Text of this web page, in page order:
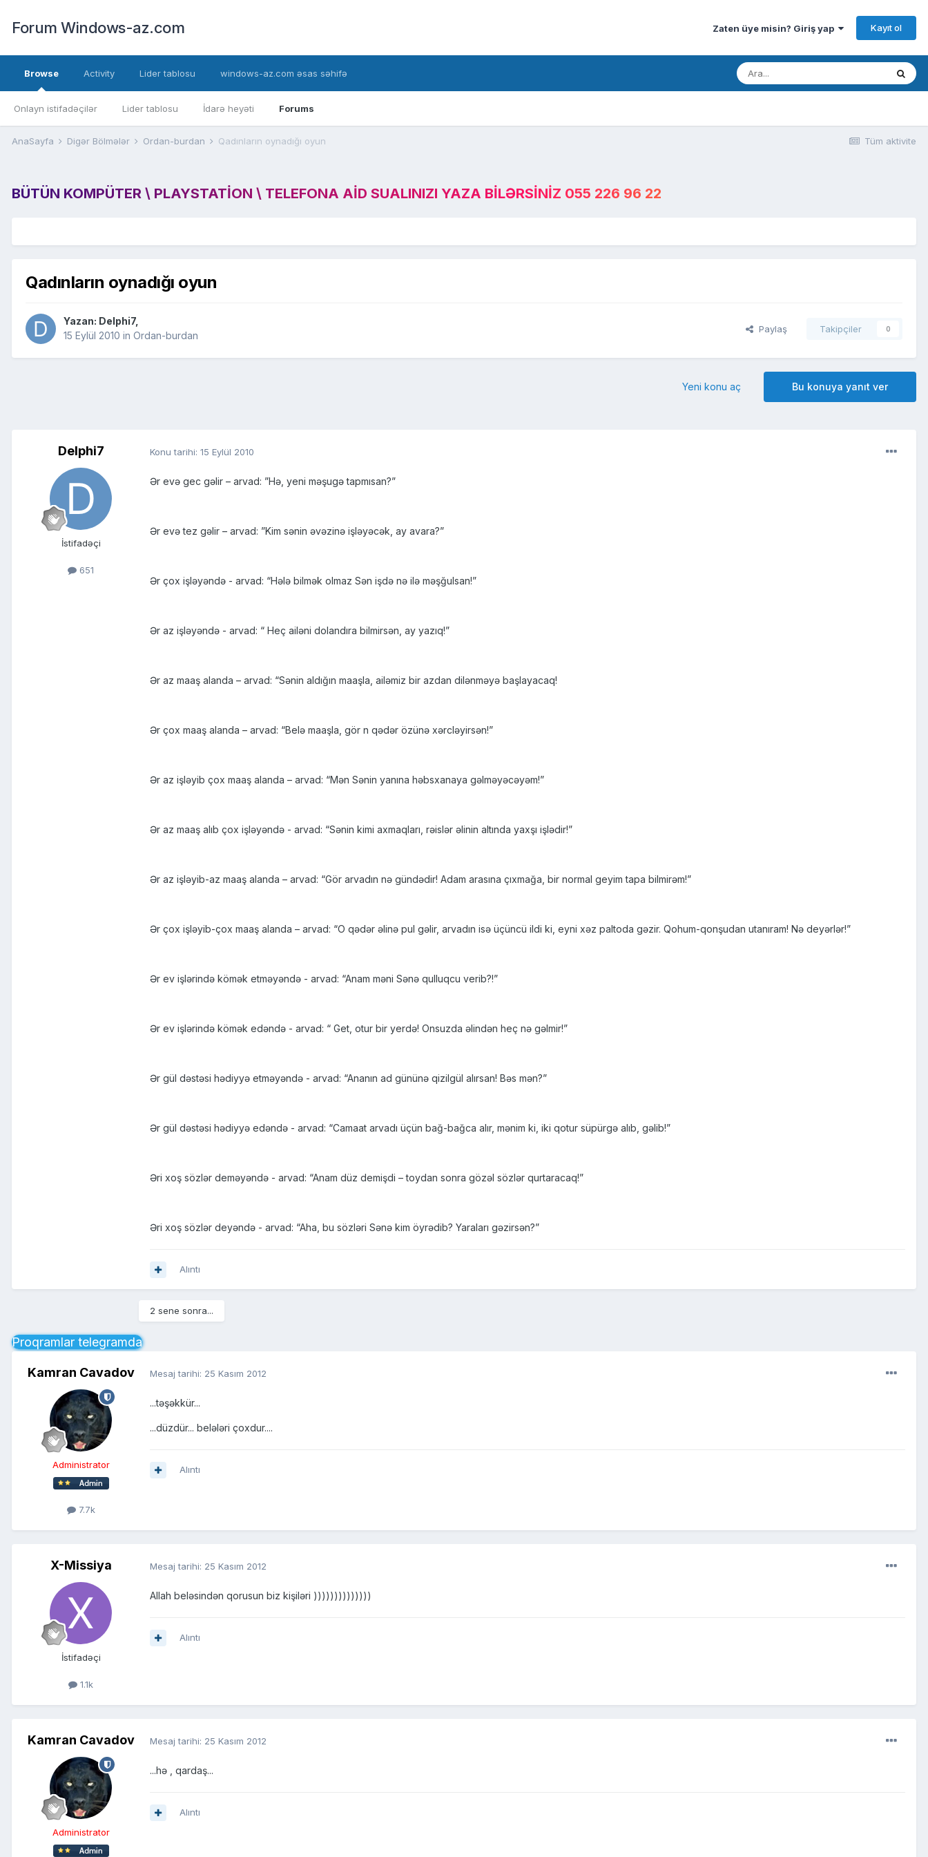
Forum Windows-az.com Zaten üye misin? Giriş yap Kayıt ol
Browse
Onlayn istifadəçilər Lider tablosu İdarə heyəti Forums
Activity Lider tablosu windows-az.com əsas səhifə
Tüm aktivite
AnaSayfa Digər Bölmələr Ordan-burdan Qadınların oynadığı oyun
BÜTÜN KOMPÜTER \ PLAYSTATION \ TELEFONA AID SUALINIZI YAZA BILƏRSINIZ 055 226 96 22
Qadınların oynadığı oyun
Yazan: Delphi7,
15 Eylül 2010 in Ordan-burdan
Paylaş Takipçiler 0
Bu konuya yanıt ver
Yeni konu aç
Delphi7
İstifadəçi
651
Konu tarihi: 15 Eylül 2010
Ər evə gec gəlir – arvad: ”Hə, yeni məşugə tapmısan?”
Ər evə tez gəlir – arvad: ”Kim sənin əvəzinə işləyəcək, ay avara?”
Ər çox işləyəndə - arvad: “Hələ bilmək olmaz Sən işdə nə ilə məşğulsan!”
Ər az işləyəndə - arvad: “ Heç ailəni dolandıra bilmirsən, ay yazıq!”
Ər az maaş alanda – arvad: “Sənin aldığın maaşla, ailəmiz bir azdan dilənməyə başlayacaq!
Ər çox maaş alanda – arvad: “Belə maaşla, gör n qədər özünə xərcləyirsən!”
Ər az işləyib çox maaş alanda – arvad: “Mən Sənin yanına həbsxanaya gəlməyəcəyəm!”
Ər az maaş alıb çox işləyəndə - arvad: “Sənin kimi axmaqları, rəislər əlinin altında yaxşı işlədir!”
Ər az işləyib-az maaş alanda – arvad: “Gör arvadın nə gündədir! Adam arasına çıxmağa, bir normal geyim tapa bilmirəm!”
Ər çox işləyib-çox maaş alanda – arvad: “O qədər əlinə pul gəlir, arvadın isə üçüncü ildi ki, eyni xəz paltoda gəzir. Qohum-qonşudan utanıram! Nə deyərlər!”
Ər ev işlərində kömək etməyəndə - arvad: “Anam məni Sənə qulluqcu verib?!”
Ər ev işlərində kömək edəndə - arvad: “ Get, otur bir yerdə! Onsuzda əlindən heç nə gəlmir!”
Ər gül dəstəsi hədiyyə etməyəndə - arvad: “Ananın ad gününə qizilgül alırsan! Bəs mən?”
Ər gül dəstəsi hədiyyə edəndə - arvad: “Camaat arvadı üçün bağ-bağca alır, mənim ki, iki qotur süpürgə alıb, gəlib!”
Əri xoş sözlər deməyəndə - arvad: “Anam düz demişdi – toydan sonra gözəl sözlər qurtaracaq!”
Əri xoş sözlər deyəndə - arvad: “Aha, bu sözləri Sənə kim öyrədib? Yaraları gəzirsən?”
Alıntı
2 sene sonra...
Proqramlar telegramda
Kamran Cavadov
Administrator
7.7k
Mesaj tarihi: 25 Kasım 2012
...təşəkkür...
...düzdür... belələri çoxdur....
Alıntı
X-Missiya
İstifadəçi
1.1k
Mesaj tarihi: 25 Kasım 2012
Allah beləsindən qorusun biz kişiləri ))))))))))))))
Alıntı
Kamran Cavadov
Administrator
Mesaj tarihi: 25 Kasım 2012
...hə , qardaş...
Alıntı